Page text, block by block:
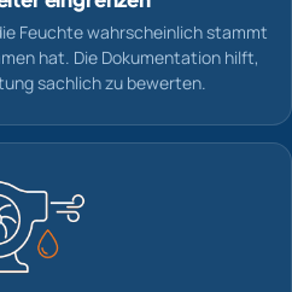
Feuchte wahrscheinlich stammt
hat. Die Dokumentation hilft,
sachlich zu bewerten.